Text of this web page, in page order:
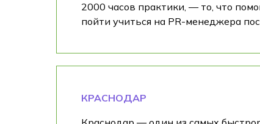
2000 часов практики, — то, что
пойти учиться на PR-менеджера
КРАСНОДАР